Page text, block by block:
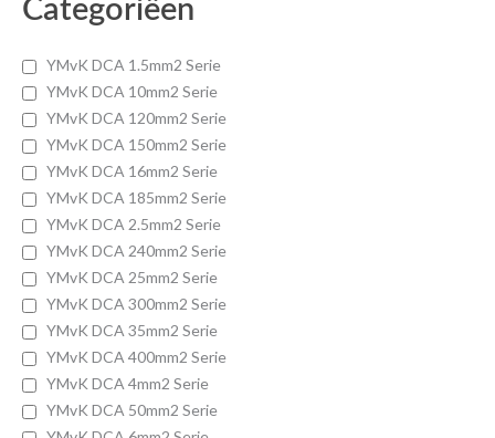
Categoriëen
YMvK DCA 1.5mm2 Serie
YMvK DCA 10mm2 Serie
YMvK DCA 120mm2 Serie
YMvK DCA 150mm2 Serie
YMvK DCA 16mm2 Serie
YMvK DCA 185mm2 Serie
YMvK DCA 2.5mm2 Serie
YMvK DCA 240mm2 Serie
YMvK DCA 25mm2 Serie
YMvK DCA 300mm2 Serie
YMvK DCA 35mm2 Serie
YMvK DCA 400mm2 Serie
YMvK DCA 4mm2 Serie
YMvK DCA 50mm2 Serie